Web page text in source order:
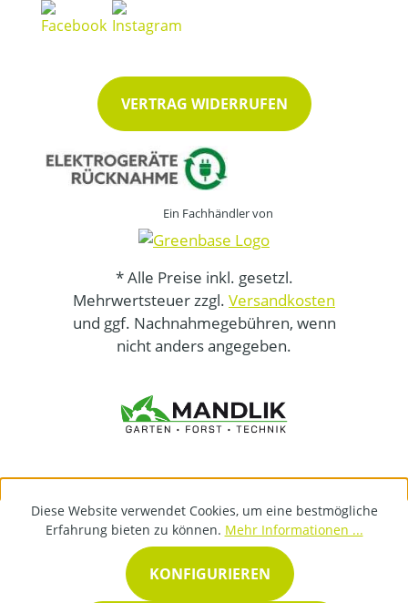
VERTRAG WIDERRUFEN
Ein Fachhändler von
* Alle Preise inkl. gesetzl.
Mehrwertsteuer zzgl. Versandkosten
und ggf. Nachnahmegebühren, wenn
nicht anders angegeben.
Diese Website verwendet Cookies, um eine bestmögliche
Erfahrung bieten zu können. Mehr Informationen ...
KONFIGURIEREN